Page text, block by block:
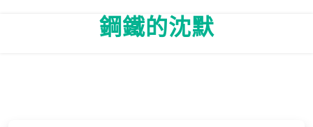
鋼鐵的沈默